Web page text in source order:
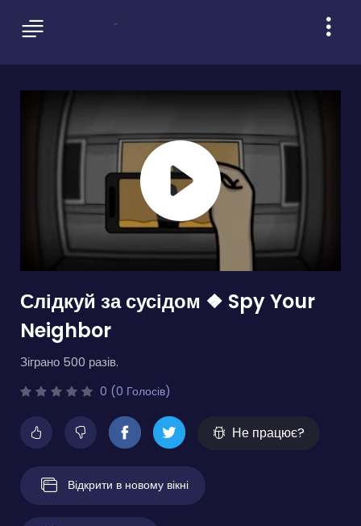
Слідкуй за сусідом ❖ Spy Your
Neighbor
Зіграно 500 разів.
0 (0 Голосів)
Не працює?
Відкрити в новому вікні